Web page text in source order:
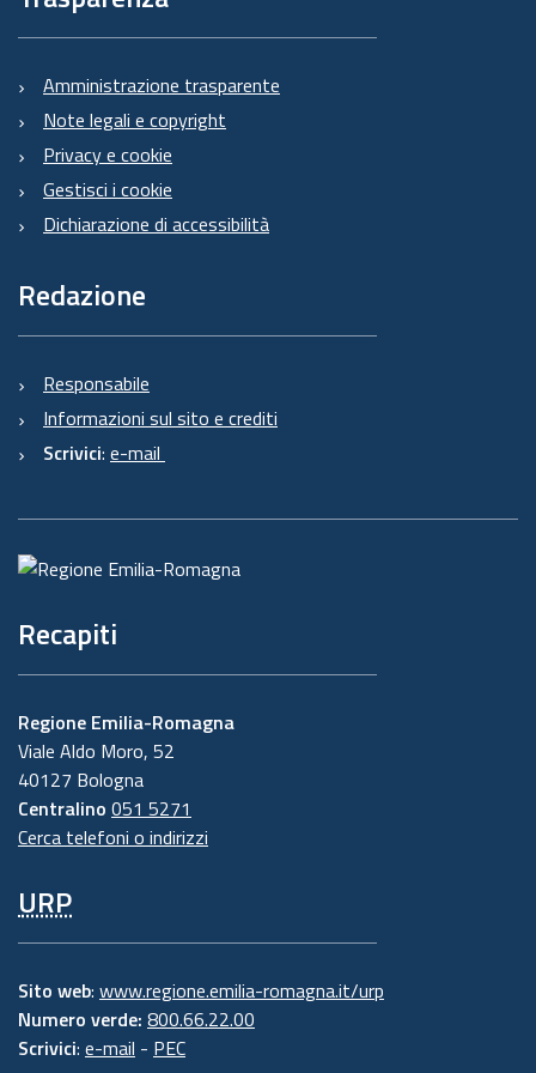
Amministrazione trasparente
Note legali e copyright
Privacy e cookie
Gestisci i cookie
Dichiarazione di accessibilità
Redazione
Responsabile
Informazioni sul sito e crediti
Scrivici: e-mail
Recapiti
Regione Emilia-Romagna
Viale Aldo Moro, 52
40127 Bologna
Centralino 051 5271
Cerca telefoni o indirizzi
URP
Sito web: www.regione.emilia-romagna.it/urp
Numero verde: 800.66.22.00
Scrivici: e-mail - PEC